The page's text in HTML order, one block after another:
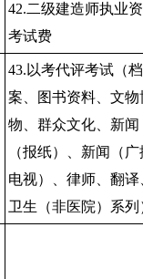
42.二级建造师执业
考试费
43.以考代评考试（档
案、图书资料、文物
物、群众文化、新闻
（报纸）、新闻（广
电视）、律师、翻译
卫生（非医院）系列